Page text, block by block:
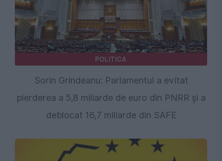
POLITICA
Sorin Grindeanu: Parlamentul a evitat
pierderea a 5,8 miliarde de euro din PNRR și a
deblocat 16,7 miliarde din SAFE